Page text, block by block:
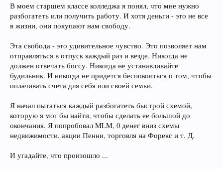
В моем старшем классе колледжа я понял, что мне нужно
разбогатеть или получить работу. И хотя деньги - это не все
в жизни, они покупают нам свободу.
Эта свобода - это удивительное чувство. Это позволяет нам
отправляться в отпуск каждый раз и везде. Никогда не
должен отвечать боссу. Никогда не устанавливайте
будильник. И никогда не придется беспокоиться о том, чтобы
оплачивать счета для себя или своей семьи.
Я начал пытаться каждый разбогатеть быстрой схемой,
которую я мог бы найти, чтобы сделать ее большой до
окончания. Я попробовал MLM, 0 денег вниз схемы
недвижимости, акции Пенни, торговля на Форекс и т. Д.
И угадайте, что произошло ...